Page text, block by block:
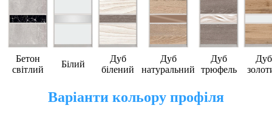
Бетон
світлий
Білий
Дуб
білений
Дуб
натуральний
Дуб
трюфель
Дуб
Варіанти кольору профіля